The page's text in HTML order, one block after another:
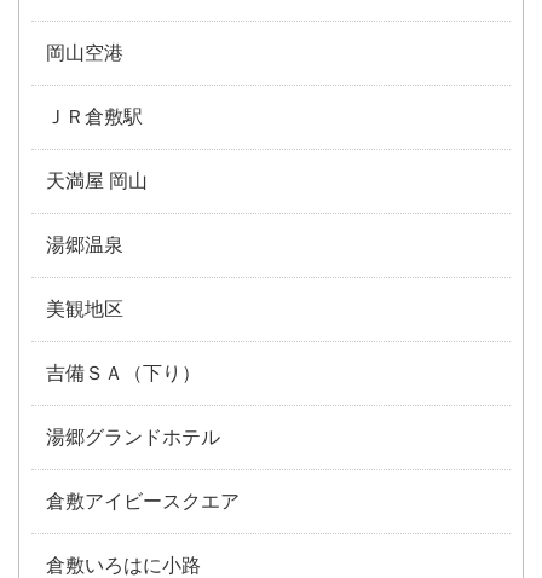
岡山空港
ＪＲ倉敷駅
天満屋 岡山
湯郷温泉
美観地区
吉備ＳＡ（下り）
湯郷グランドホテル
倉敷アイビースクエア
倉敷いろはに小路